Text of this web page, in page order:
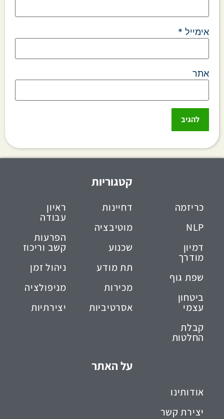
אימייל *
אתר
קטגוריות
כריזמה
NLP
דמיון
מודרך
שפת גוף
ביטחון
עצמי
קבלת
החלטות
דחיינות
מוטיבציה
שכנוע
תת מודע
מכירות
אסרטיביות
ראיון
עבודה
הפרעות
קשב וריכוז
ניהול זמן
מניפולציה
יצירתיות
על האתר
אודותינו
יצירת קשר